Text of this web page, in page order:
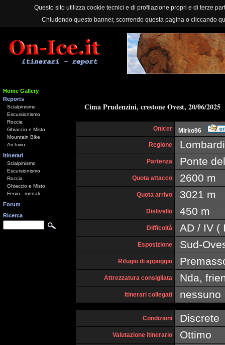
Questo sito utilizza cookie tecnici e di profilazione propri e di terze
Chiudendo questo banner, scorrendo questa pagina o cliccando
Home Gallery
Reports
Scialpinismo
Escursionismo
Roccia
Ghiaccio e Misto
Mountain Bike
Archivio
Itinerari
Scialpinismo
Escursionismo
Roccia
Ghiaccio e Misto
Fenio...menali
Forum
Ricerca
Cima Prudenzini, crestone Ovest, 20/06/2025
Onicer
Mirko96
Regione
Partenza Ponte
Quota attacco 2600 m
Quota arrivo 3021 m
Dislivello 450 m
Difficoltà AD / IV (
Esposizione Sud-
Rifugio di appoggio
Attrezzatura consigliata Nda,
Itinerari collegati nessuno
Condizioni Discrete
Valutazione itinerario Ottimo